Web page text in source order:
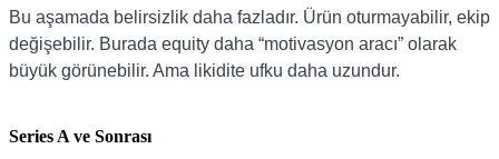
Bu aşamada belirsizlik daha fazladır. Ürün oturmayabilir, ekip
değişebilir. Burada equity daha “motivasyon aracı” olarak
büyük görünebilir. Ama likidite ufku daha uzundur.
Series A ve Sonrası